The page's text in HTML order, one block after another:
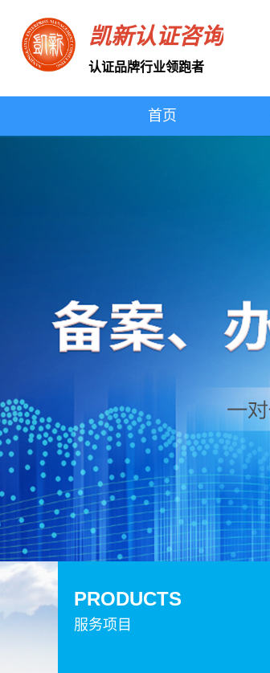
凯新认证咨询
认证品牌行业领跑者
首页
服务项目
PRODUCTS